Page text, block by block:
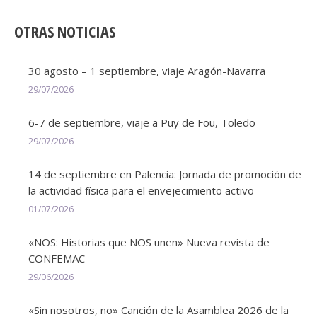
OTRAS NOTICIAS
30 agosto – 1 septiembre, viaje Aragón-Navarra
29/07/2026
6-7 de septiembre, viaje a Puy de Fou, Toledo
29/07/2026
14 de septiembre en Palencia: Jornada de promoción de
la actividad física para el envejecimiento activo
01/07/2026
«NOS: Historias que NOS unen» Nueva revista de
CONFEMAC
29/06/2026
«Sin nosotros, no» Canción de la Asamblea 2026 de la